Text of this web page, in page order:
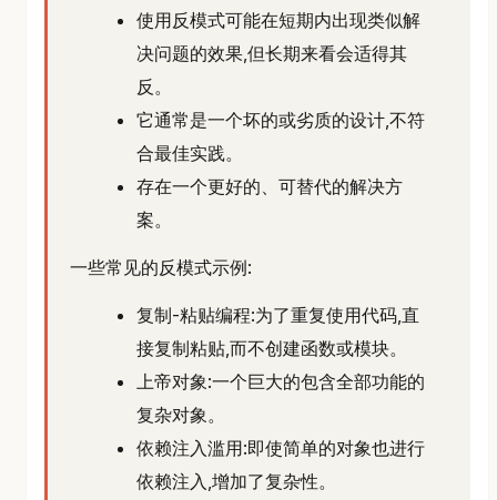
使用反模式可能在短期内出现类似解
决问题的效果,但长期来看会适得其
反。
它通常是一个坏的或劣质的设计,不符
合最佳实践。
存在一个更好的、可替代的解决方
案。
一些常见的反模式示例:
复制-粘贴编程:为了重复使用代码,直
接复制粘贴,而不创建函数或模块。
上帝对象:一个巨大的包含全部功能的
复杂对象。
依赖注入滥用:即使简单的对象也进行
依赖注入,增加了复杂性。